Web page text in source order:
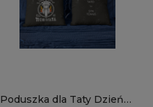
Poduszka dla Taty Dzień